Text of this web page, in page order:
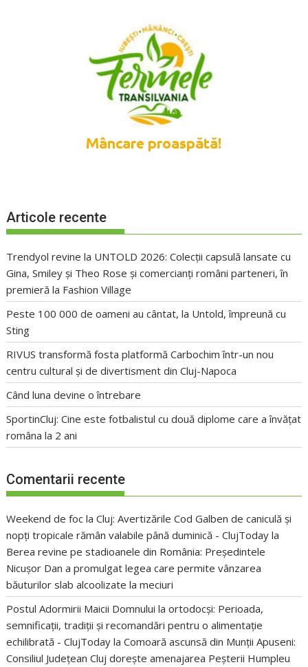
Articole recente
Trendyol revine la UNTOLD 2026: Colecții capsulă lansate cu
Gina, Smiley și Theo Rose și comercianți români parteneri, în
premieră la Fashion Village
Peste 100 000 de oameni au cântat, la Untold, împreună cu
Sting
RIVUS transformă fosta platformă Carbochim într-un nou
centru cultural și de divertisment din Cluj-Napoca
Când luna devine o întrebare
SportinCluj: Cine este fotbalistul cu două diplome care a învățat
româna la 2 ani
Comentarii recente
Weekend de foc la Cluj: Avertizările Cod Galben de caniculă și
nopți tropicale rămân valabile până duminică - ClujToday la
Berea revine pe stadioanele din România: Președintele
Nicușor Dan a promulgat legea care permite vânzarea
băuturilor slab alcoolizate la meciuri
Postul Adormirii Maicii Domnului la ortodocși: Perioada,
semnificații, tradiții și recomandări pentru o alimentație
echilibrată - ClujToday laComoară ascunsă din Munții Apuseni:
Consiliul Județean Cluj dorește amenajarea Peșterii Humpleu